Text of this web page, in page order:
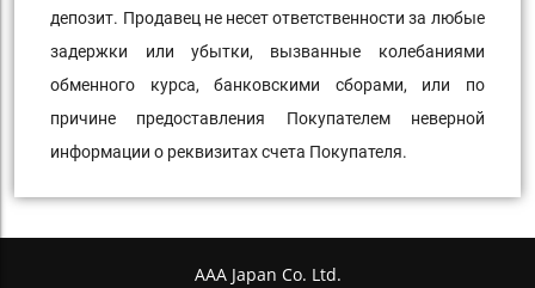
депозит. Продавец не несет ответственности за любые
задержки или убытки, вызванные колебаниями
обменного курса, банковскими сборами, или по
причине предоставления Покупателем неверной
информации о реквизитах счета Покупателя.
AAA Japan Co. Ltd.